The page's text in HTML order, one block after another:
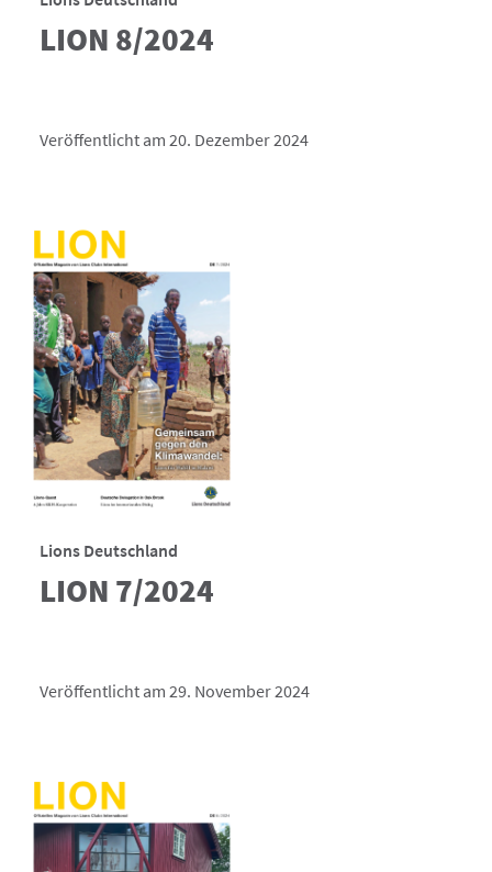
LION 8/2024
Veröffentlicht am 20. Dezember 2024
Lions Deutschland
LION 7/2024
Veröffentlicht am 29. November 2024